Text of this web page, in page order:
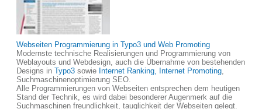
Webseiten Programmierung in Typo3 und Web Promoting
Modernste technische Realisierungen und Programmierung von
Weblayouts und Webdesign, auch die Übernahme von bestehenden
Designs in Typo3 sowie Internet Ranking, Internet Promoting,
Suchmaschinenoptimierung SEO.
Alle Programmierungen von Webseiten entsprechen dem heutigen
Stand der Technik, es wird dabei besonderer Augenmerk auf die
Suchmaschinen freundlichkeit, tauglichkeit der Webseiten gelegt.